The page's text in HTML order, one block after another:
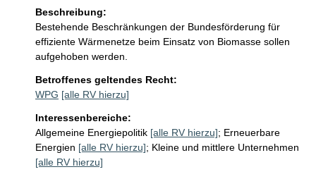
Beschreibung:
Bestehende Beschränkungen der Bundesförderung für
effiziente Wärmenetze beim Einsatz von Biomasse sollen
aufgehoben werden.
Betroffenes geltendes Recht:
WPG [alle RV hierzu]
Interessenbereiche:
Allgemeine Energiepolitik [alle RV hierzu]; Erneuerbare
Energien [alle RV hierzu]; Kleine und mittlere Unternehmen
[alle RV hierzu]